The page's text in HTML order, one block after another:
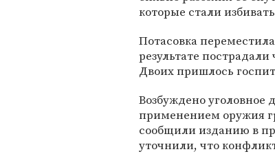
которые стали
Потасовка
результате
Двоих пришлось
Возбуждено уголовное
применением оружия
сообщили изданию в
уточнили, что